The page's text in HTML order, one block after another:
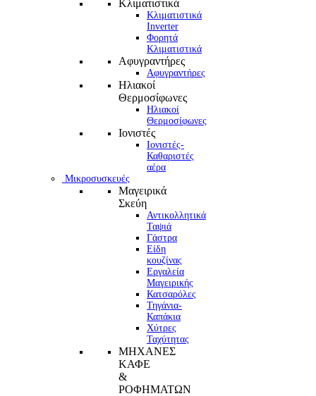
Κλιματιστικά
Κλιματιστικά
Inverter
Φορητά
Κλιματιστικά
Αφυγραντήρες
Αφυγραντήρες
Ηλιακοί
Θερμοσίφωνες
Ηλιακοί
Θερμοσίφωνες
Ιονιστές
Ιονιστές-
Καθαριστές
αέρα
Μικροσυσκευές
Μαγειρικά
Σκεύη
Αντικολλητικά
Ταψιά
Γάστρα
Είδη
κουζίνας
Εργαλεία
Μαγειρικής
Κατσαρόλες
Τηγάνια-
Καπάκια
Χύτρες
Ταχύτητας
ΜΗΧΑΝΕΣ
ΚΑΦΕ
&
ΡΟΦΗΜΑΤΩΝ